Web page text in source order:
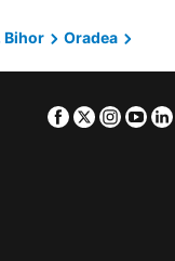
Bihor
Oradea
Facebook
Twitter